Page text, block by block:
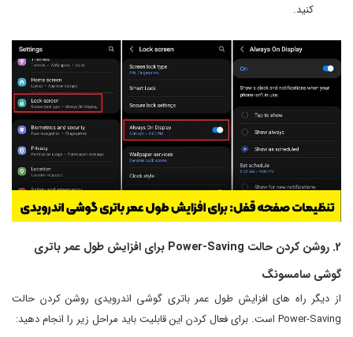
کنید.
2. روشن کردن حالت Power-Saving برای افزایش طول عمر باتری
گوشی سامسونگ
از دیگر راه های افزایش طول عمر باتری گوشی اندرویدی روشن کردن حالت
Power-Saving است. برای فعال کردن این قابلیت باید مراحل زیر را انجام دهید: